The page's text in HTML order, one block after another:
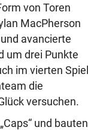
von Toren
MacPherson
avancierte
um drei Punkte
im vierten Spiel
die
versuchen.
und bauten